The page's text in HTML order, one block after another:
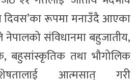
रूपमा मनाउँदै आएका
नेपालको संविधानमा बहुजातीय,
बहुसांस्कृतिक तथा भौगोलिक
आत्मसात् गरी